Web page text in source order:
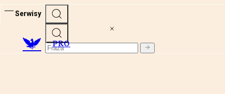
Serwisy
PRO